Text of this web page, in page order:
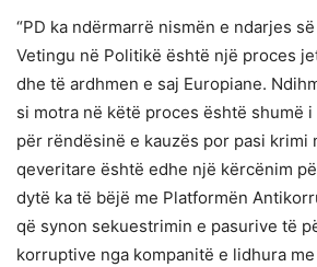
“PD ka ndërmarrë nismën e ndarjes
Vetingu në Politikë është një proces
dhe të ardhmen e saj Europiane.
si motra në këtë proces është shumë
për rëndësinë e kauzës por pasi krimi
qeveritare është edhe një kërcënim
dytë ka të bëjë me Platformën
që synon sekuestrimin e pasurive të
korruptive nga kompanitë e lidhura